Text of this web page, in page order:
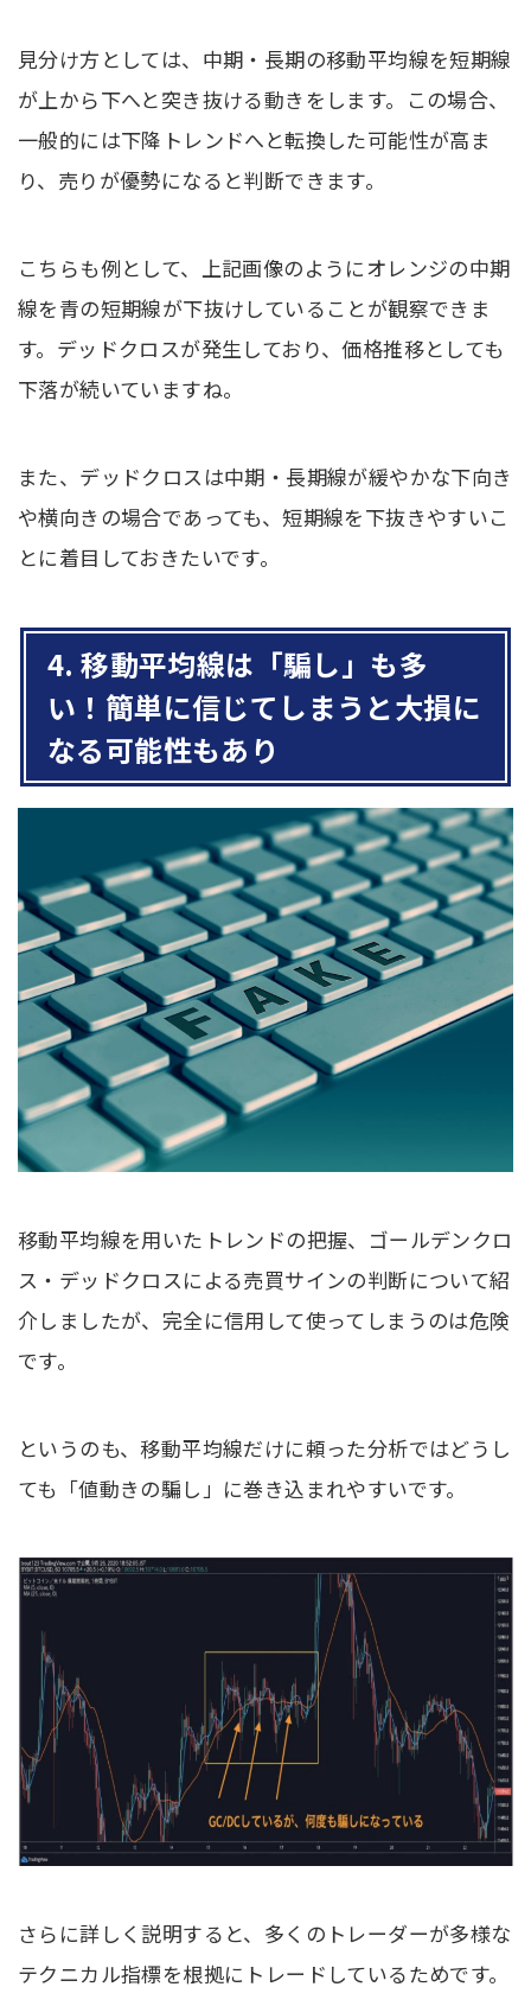
見分け方としては、中期・長期の移動平均線を短期線
が上から下へと突き抜ける動きをします。この場合、
一般的には下降トレンドへと転換した可能性が高ま
り、売りが優勢になると判断できます。
こちらも例として、上記画像のようにオレンジの中期
線を青の短期線が下抜けしていることが観察できま
す。デッドクロスが発生しており、価格推移としても
下落が続いていますね。
また、デッドクロスは中期・長期線が緩やかな下向き
や横向きの場合であっても、短期線を下抜きやすいこ
とに着目しておきたいです。
4. 移動平均線は「騙し」も多
い！簡単に信じてしまうと大損に
なる可能性もあり
移動平均線を用いたトレンドの把握、ゴールデンクロ
ス・デッドクロスによる売買サインの判断について紹
介しましたが、完全に信用して使ってしまうのは危険
です。
というのも、移動平均線だけに頼った分析ではどうし
ても「値動きの騙し」に巻き込まれやすいです。
さらに詳しく説明すると、多くのトレーダーが多様な
テクニカル指標を根拠にトレードしているためです。